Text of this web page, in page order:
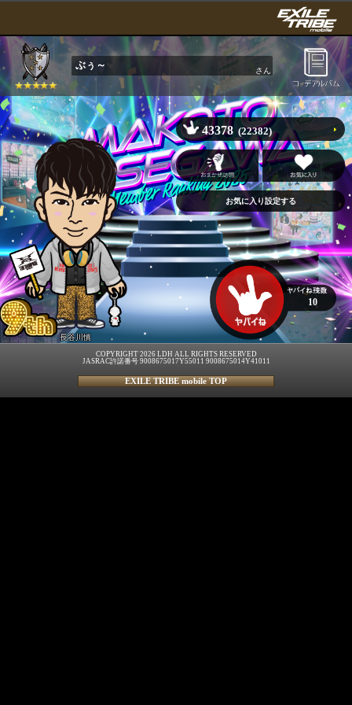
ぶぅ～ さん
長谷川慎
43378 (22382)
10
COPYRIGHT 2026 LDH ALL RIGHTS RESERVED
JASRAC許諾番号 9008675017Y55011 9008675014Y41011
EXILE TRIBE mobile TOP